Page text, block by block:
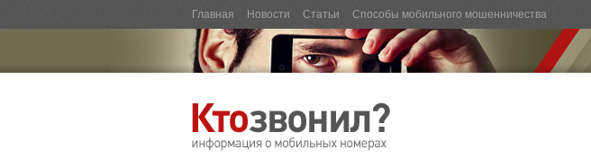
Главная Новости Статьи Способы мобильного мошенничества